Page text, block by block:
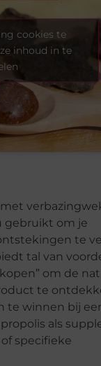
cookies te
inhoud in te
gebruikt om je
te
tal van
om de
te
te winnen bij
als
specifieke